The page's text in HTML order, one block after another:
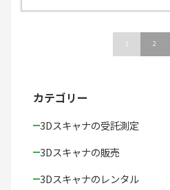
の
ー
ジ
送
1 2
カテゴリー
3Dスキャナの受託測定
3Dスキャナの販売
3Dスキャナのレンタル